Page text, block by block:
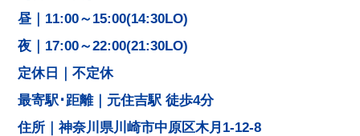
昼｜11:00～15:00(14:30LO)
夜｜ 17:00～22:00(21:30LO)
定休日｜不定休
最寄駅･距離｜元住吉駅 徒歩4分
住所｜神奈川県川崎市中原区木月1-12-8